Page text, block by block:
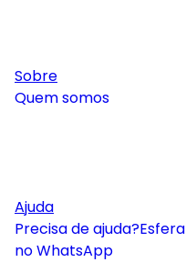
Sobre
Quem somos
Ajuda
Precisa de ajuda?Esfera
no WhatsApp